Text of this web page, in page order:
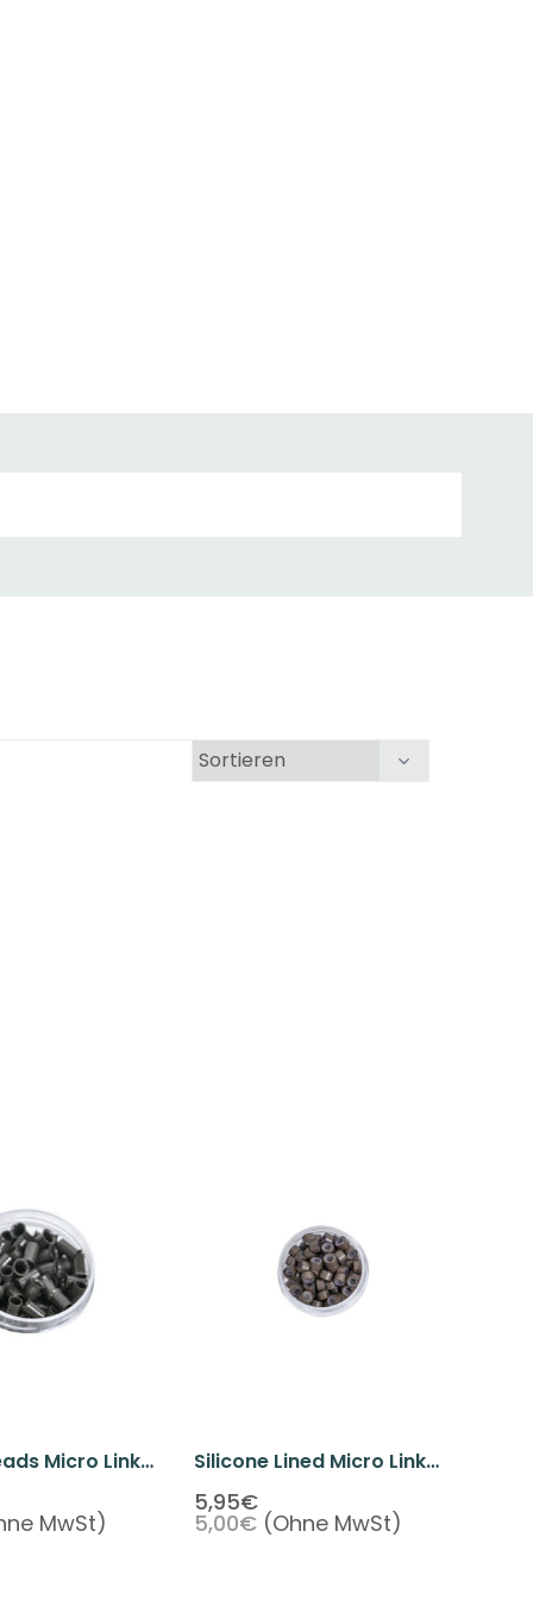
Micro Link
Brown Color
MwSt)
Silicone Lined Micro Link
Beads 100 Beads Baking
Paint Brown Color
5,95€
5,00€ (Ohne MwSt)